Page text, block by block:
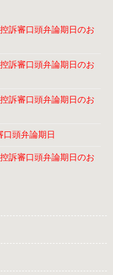
審口頭弁論期日のお
審口頭弁論期日のお
審口頭弁論期日のお
口頭弁論期日
審口頭弁論期日のお